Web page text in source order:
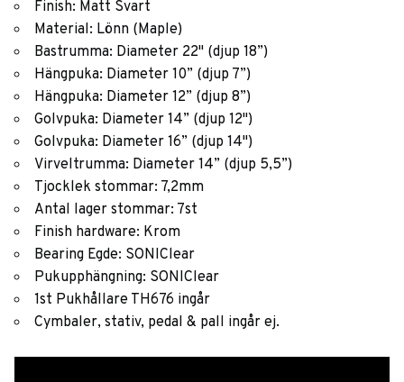
Finish: Matt Svart
Material: Lönn (Maple)
Bastrumma: Diameter 22" (djup 18”)
Hängpuka: Diameter 10” (djup 7”)
Hängpuka: Diameter 12” (djup 8”)
Golvpuka: Diameter 14” (djup 12")
Golvpuka: Diameter 16” (djup 14")
Virveltrumma: Diameter 14” (djup 5,5”)
Tjocklek stommar: 7,2mm
Antal lager stommar: 7st
Finish hardware: Krom
Bearing Egde: SONIClear
Pukupphängning: SONIClear
1st Pukhållare TH676 ingår
Cymbaler, stativ, pedal & pall ingår ej.